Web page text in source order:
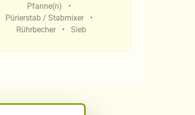
Pfanne(n)
Pürierstab / Stabmixer
Rührbecher
Sieb